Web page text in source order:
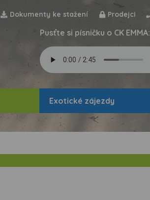
Dokumenty ke stažení Prodejci
Pusťte si písničku o CK EMMA:
Exotické zájezdy